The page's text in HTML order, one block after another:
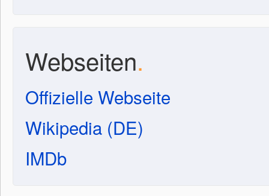
Webseiten.
Offizielle Webseite
Wikipedia (DE)
IMDb